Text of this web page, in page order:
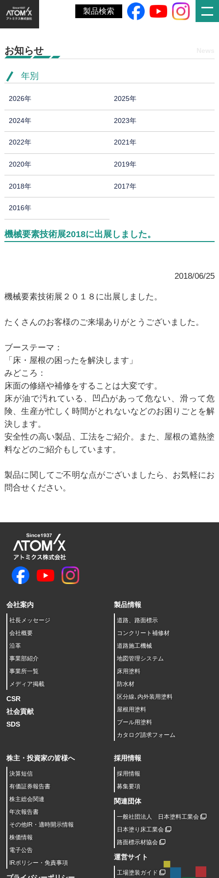
製品検索
ホーム» 機械要素技術展2018に出展しました。
お知らせ
年別
2026年 2025年
2024年 2023年
2022年 2021年
2020年 2019年
2018年 2017年
2016年
機械要素技術展2018に出展しました。
2018/06/25
機械要素技術展２０１８に出展しました。
たくさんのお客様のご来場ありがとうございました。
ブーステーマ：
「床・屋根の困ったを解決します」
みどころ：
床面の修繕や補修をすることは大変です。
床が油で汚れている、凹凸があって危ない、滑って危
険、生産が忙しく時間がとれないなどのお困りごとを解
決します。
安全性の高い製品、工法をご紹介。また、屋根の遮熱塗
料などのご紹介もしています。
製品に関してご不明な点がございましたら、お気軽にお
問合せください。
会社案内
社長メッセージ
会社概要
沿革
事業部紹介
事業所一覧
メディア掲載
CSR
社会貢献
SDS
製品情報
道路、路面標示
コンクリート補修材
道路施工機械
地図管理システム
床用塗料
防水材
区分線､内外装用塗料
屋根用塗料
プール用塗料
カタログ請求フォーム
株主・投資家の皆様へ
決算短信
有価証券報告書
株主総会関連
年次報告書
その他IR・適時開示情報
株価情報
電子公告
IRポリシー・免責事項
採用情報
採用情報
募集要項
関連団体
一般社団法人 日本塗料工業会
日本塗り床工業会
路面標示材協会
運営サイト
工場塗装ガイド